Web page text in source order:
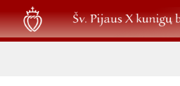
Pereiti
į
pagrindinį